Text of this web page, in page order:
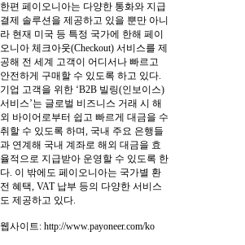
한편 페이오니아는 다양한 통화와 지급
결제 솔루션을 제공하고 있을 뿐만 아니
라 현재 미국 등 특정 국가에 한해 페이
오니아 체크아웃(Checkout) 서비스를 제
공해 전 세계 고객이 어디서나 빠르고
안전하게 구매할 수 있도록 하고 있다.
기업 고객을 위한 ‘B2B 빌링(인보이스)
서비스’는 글로벌 비즈니스 거래 시 해
외 바이어로부터 쉽고 빠르게 대금을 수
취할 수 있도록 하며, 국내 주요 은행들
과 연계해 국내 계좌로 해외 대금을 효
율적으로 지급받아 운영할 수 있도록 한
다. 이 밖에도 페이오니아는 국가별 환
전 혜택, VAT 납부 등의 다양한 서비스
도 제공하고 있다.
웹사이트: http://www.payoneer.com/ko